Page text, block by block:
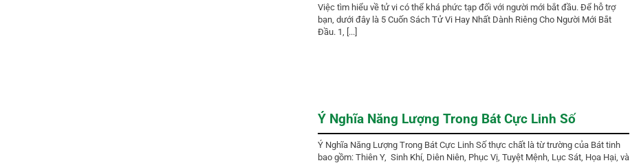
Việc tìm hiểu về tử vi có thể khá phức tạp đối với người mới bắt đầu. Để hỗ trợ
bạn, dưới đây là 5 Cuốn Sách Tử Vi Hay Nhất Dành Riêng Cho Người Mới Bắt
Đầu. 1, [...]
Ý Nghĩa Năng Lượng Trong Bát Cực Linh Số
Ý Nghĩa Năng Lượng Trong Bát Cực Linh Số thực chất là từ trường của Bát tinh
bao gồm: Thiên Y, Sinh Khí, Diên Niên, Phục Vị, Tuyệt Mệnh, Lục Sát, Họa Hại, và